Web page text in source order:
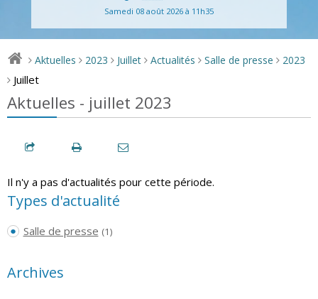
Samedi 08 août 2026 à 11h35
> Aktuelles > 2023 > Juillet > Actualités > Salle de presse > 2023
> Juillet
Aktuelles - juillet 2023
Il n'y a pas d'actualités pour cette période.
Types d'actualité
Salle de presse (1)
Archives